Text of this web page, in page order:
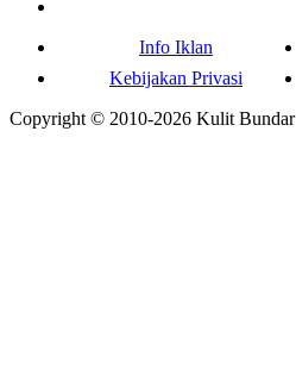
Info Iklan
Kebijakan Privasi
Copyright © 2010-2026 Kulit Bundar